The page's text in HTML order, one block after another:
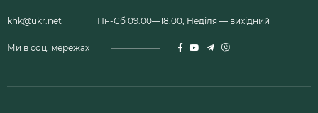
khk@ukr.net Пн-Сб 09:00—18:00, Неділя — вихідний
Ми в соц. мережах